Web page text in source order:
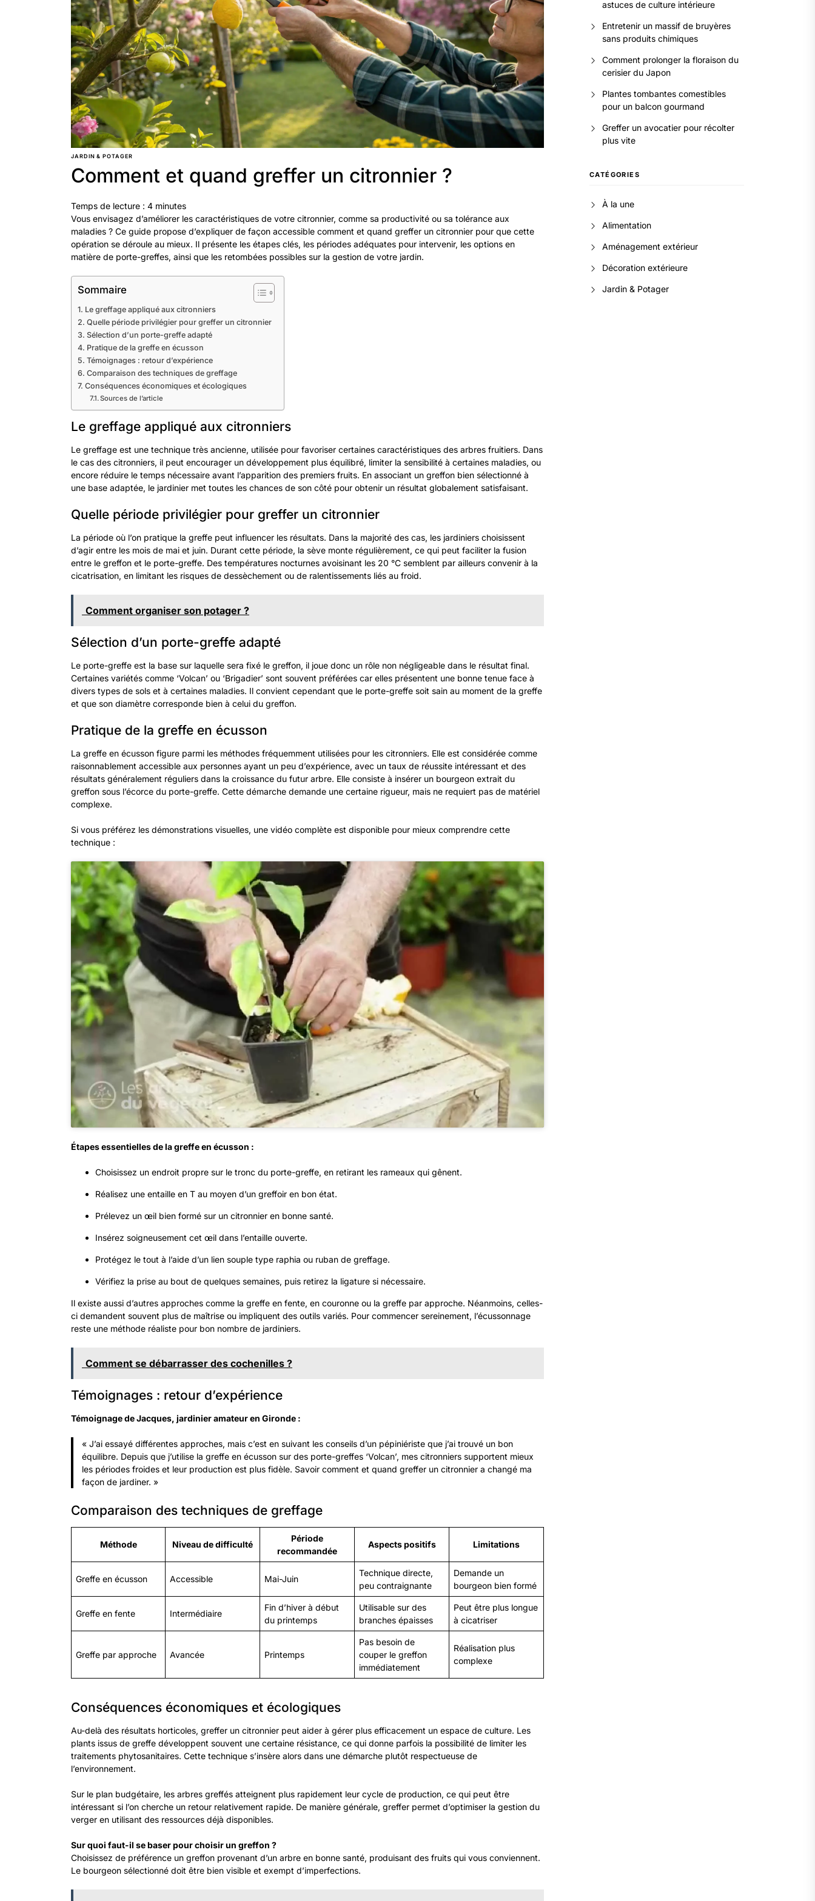
JARDIN & POTAGER
Comment et quand greffer un citronnier ?
Temps de lecture : 4 minutes
Vous envisagez d’améliorer les caractéristiques de votre citronnier, comme sa productivité ou sa tolérance aux
maladies ? Ce guide propose d’expliquer de façon accessible comment et quand greffer un citronnier pour que cette
opération se déroule au mieux. Il présente les étapes clés, les périodes adéquates pour intervenir, les options en
matière de porte-greffes, ainsi que les retombées possibles sur la gestion de votre jardin.
Sommaire
Le greffage appliqué aux citronniers
Quelle période privilégier pour greffer un citronnier
Sélection d’un porte-greffe adapté
Pratique de la greffe en écusson
Témoignages : retour d’expérience
Comparaison des techniques de greffage
Conséquences économiques et écologiques
Sources de l’article
Le greffage appliqué aux citronniers
Le greffage est une technique très ancienne, utilisée pour favoriser certaines caractéristiques des arbres fruitiers. Dans
le cas des citronniers, il peut encourager un développement plus équilibré, limiter la sensibilité à certaines maladies, ou
encore réduire le temps nécessaire avant l’apparition des premiers fruits. En associant un greffon bien sélectionné à
une base adaptée, le jardinier met toutes les chances de son côté pour obtenir un résultat globalement satisfaisant.
Quelle période privilégier pour greffer un citronnier
La période où l’on pratique la greffe peut influencer les résultats. Dans la majorité des cas, les jardiniers choisissent
d’agir entre les mois de mai et juin. Durant cette période, la sève monte régulièrement, ce qui peut faciliter la fusion
entre le greffon et le porte-greffe. Des températures nocturnes avoisinant les 20 °C semblent par ailleurs convenir à la
cicatrisation, en limitant les risques de dessèchement ou de ralentissements liés au froid.
Comment organiser son potager ?
Sélection d’un porte-greffe adapté
Le porte-greffe est la base sur laquelle sera fixé le greffon, il joue donc un rôle non négligeable dans le résultat final.
Certaines variétés comme ‘Volcan’ ou ‘Brigadier’ sont souvent préférées car elles présentent une bonne tenue face à
divers types de sols et à certaines maladies. Il convient cependant que le porte-greffe soit sain au moment de la greffe
et que son diamètre corresponde bien à celui du greffon.
Pratique de la greffe en écusson
La greffe en écusson figure parmi les méthodes fréquemment utilisées pour les citronniers. Elle est considérée comme
raisonnablement accessible aux personnes ayant un peu d’expérience, avec un taux de réussite intéressant et des
résultats généralement réguliers dans la croissance du futur arbre. Elle consiste à insérer un bourgeon extrait du
greffon sous l’écorce du porte-greffe. Cette démarche demande une certaine rigueur, mais ne requiert pas de matériel
complexe.
Si vous préférez les démonstrations visuelles, une vidéo complète est disponible pour mieux comprendre cette
technique :
Étapes essentielles de la greffe en écusson :
Choisissez un endroit propre sur le tronc du porte-greffe, en retirant les rameaux qui gênent.
Réalisez une entaille en T au moyen d’un greffoir en bon état.
Prélevez un œil bien formé sur un citronnier en bonne santé.
Insérez soigneusement cet œil dans l’entaille ouverte.
Protégez le tout à l’aide d’un lien souple type raphia ou ruban de greffage.
Vérifiez la prise au bout de quelques semaines, puis retirez la ligature si nécessaire.
Il existe aussi d’autres approches comme la greffe en fente, en couronne ou la greffe par approche. Néanmoins, celles-
ci demandent souvent plus de maîtrise ou impliquent des outils variés. Pour commencer sereinement, l’écussonnage
reste une méthode réaliste pour bon nombre de jardiniers.
Comment se débarrasser des cochenilles ?
Témoignages : retour d’expérience
Témoignage de Jacques, jardinier amateur en Gironde :
« J’ai essayé différentes approches, mais c’est en suivant les conseils d’un pépiniériste que j’ai trouvé un bon
équilibre. Depuis que j’utilise la greffe en écusson sur des porte-greffes ‘Volcan’, mes citronniers supportent mieux
les périodes froides et leur production est plus fidèle. Savoir comment et quand greffer un citronnier a changé ma
façon de jardiner. »
Comparaison des techniques de greffage
Méthode Niveau de difficulté
Période
recommandée
Aspects positifs Limitations
Greffe en écusson Accessible Mai-Juin
Technique directe,
peu contraignante
Demande un
bourgeon bien formé
Greffe en fente Intermédiaire
Fin d’hiver à début
du printemps
Utilisable sur des
branches épaisses
Peut être plus longue
à cicatriser
Greffe par approche Avancée Printemps
Pas besoin de
couper le greffon
immédiatement
Réalisation plus
complexe
Conséquences économiques et écologiques
Au-delà des résultats horticoles, greffer un citronnier peut aider à gérer plus efficacement un espace de culture. Les
plants issus de greffe développent souvent une certaine résistance, ce qui donne parfois la possibilité de limiter les
traitements phytosanitaires. Cette technique s’insère alors dans une démarche plutôt respectueuse de
l’environnement.
Sur le plan budgétaire, les arbres greffés atteignent plus rapidement leur cycle de production, ce qui peut être
intéressant si l’on cherche un retour relativement rapide. De manière générale, greffer permet d’optimiser la gestion du
verger en utilisant des ressources déjà disponibles.
Sur quoi faut-il se baser pour choisir un greffon ?
Choisissez de préférence un greffon provenant d’un arbre en bonne santé, produisant des fruits qui vous conviennent.
Le bourgeon sélectionné doit être bien visible et exempt d’imperfections.
astuces de culture intérieure
Entretenir un massif de bruyères
sans produits chimiques
Comment prolonger la floraison du
cerisier du Japon
Plantes tombantes comestibles
pour un balcon gourmand
Greffer un avocatier pour récolter
plus vite
CATÉGORIES
À la une
Alimentation
Aménagement extérieur
Décoration extérieure
Jardin & Potager